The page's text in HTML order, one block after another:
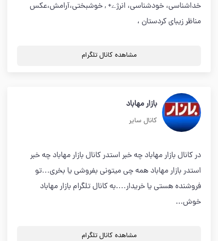
خداشناسی، خودشناسی، انرژے+ , خوشبختی،آرامش،عکس
مناظر زیبای کردستان ،
مشاهده کانال تلگرام
بازار مهاباد
کانال سایر
در کانال بازار مهاباد چه خبر استدر کانال بازار مهاباد چه خبر
استدر بازار مهاباد همه چی میتونی بفروشی یا بخری…تو
فروشنده هستی یا خریدار….به کانال تلگرام بازار مهاباد
خوش...
مشاهده کانال تلگرام